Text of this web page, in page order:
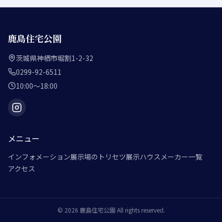
鹿島住宅公園
茨城県神栖市堀割1-2-32
0299-92-6511
10:00～18:00
メニュー
インフォメーション展示場のトリセツ展示ハウスメーカー一覧
アクセス
© 2026 鹿島住宅公園 All rights reserved.